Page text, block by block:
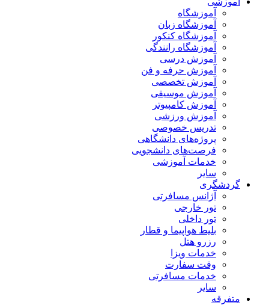
آموزشگاه
آموزشگاه زبان
آموزشگاه کنکور
آموزشگاه رانندگی
آموزش درسی
آموزش حرفه و فن
آموزش تخصصی
آموزش موسیقی
آموزش کامپیوتر
آموزش ورزشی
تدریس خصوصی
پروژه‌های دانشگاهی
فرصت‌های دانشجویی
خدمات آموزشی
سایر
گردشگری
آژانس مسافرتی
تور خارجی
تور داخلی
بلیط هواپیما و قطار
رزرو هتل
خدمات ویزا
وقت سفارت
خدمات مسافرتی
سایر
متفرقه